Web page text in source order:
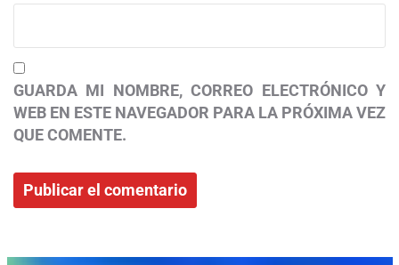
GUARDA MI NOMBRE, CORREO ELECTRÓNICO Y
WEB EN ESTE NAVEGADOR PARA LA PRÓXIMA VEZ
QUE COMENTE.